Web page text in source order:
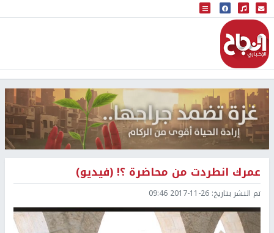
البث المباشر
إذاعة النجاح
عمرك انطردت من محاضرة ؟! (فيديو)
تم النشر بتاريخ: 2017-11-26 09:46